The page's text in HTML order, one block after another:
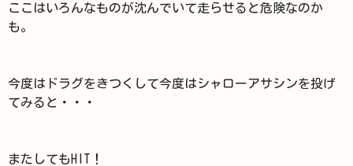
ここはいろんなものが沈んでいて走らせると危険なのか
も。
今度はドラグをきつくして今度はシャローアサシンを投げ
てみると・・・
またしてもHIT！